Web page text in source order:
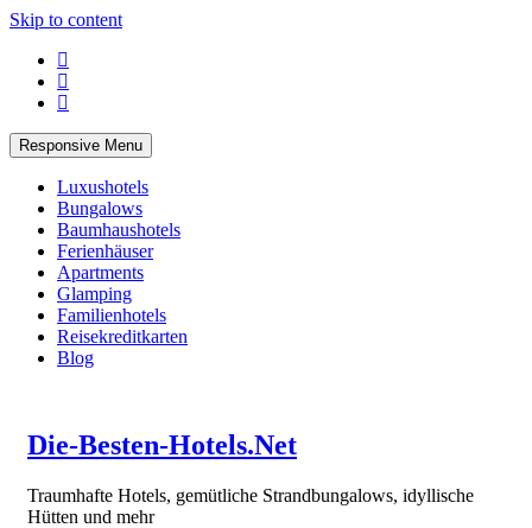
Skip to content
Responsive Menu
Luxushotels
Bungalows
Baumhaushotels
Ferienhäuser
Apartments
Glamping
Familienhotels
Reisekreditkarten
Blog
Die-Besten-Hotels.Net
Traumhafte Hotels, gemütliche Strandbungalows, idyllische
Hütten und mehr